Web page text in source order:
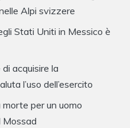
Alpi svizzere
Stati Uniti in Messico è
acquisire la
l’uso dell’esercito
per un uomo
Mossad